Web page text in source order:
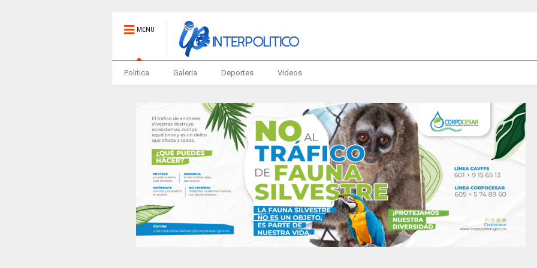
MENU
Politica Galeria Deportes Videos